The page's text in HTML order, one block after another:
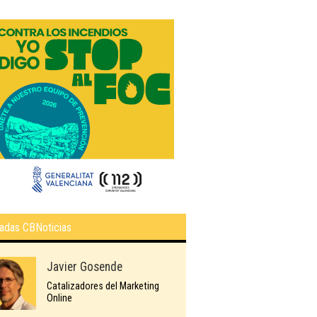
CBNoticias
Javier Gosende
Catalizadores del Marketing
Online